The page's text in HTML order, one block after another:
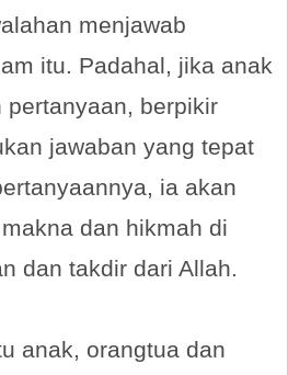
menjawab
itu. Padahal, jika anak
pertanyaan, berpikir
jawaban yang tepat
ia akan
dan hikmah di
dan takdir dari Allah.
anak, orangtua dan